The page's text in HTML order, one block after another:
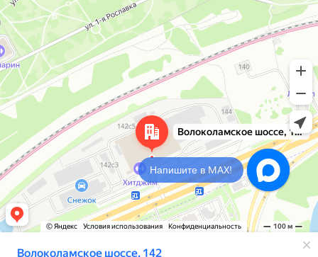
Напишите в MAX!